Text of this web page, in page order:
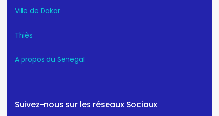
Ville de Dakar
Thiès
A propos du Senegal
Suivez-nous sur les réseaux Sociaux